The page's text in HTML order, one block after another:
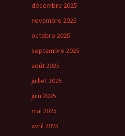
décembre 2025
novembre 2025
octobre 2025
septembre 2025
août 2025
juillet 2025
juin 2025
mai 2025
avril 2025